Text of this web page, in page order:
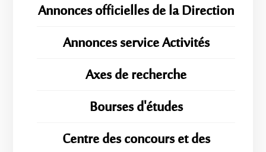
Annonces officielles de la Direction
Annonces service Activités
Axes de recherche
Bourses d'études
Centre des concours et des